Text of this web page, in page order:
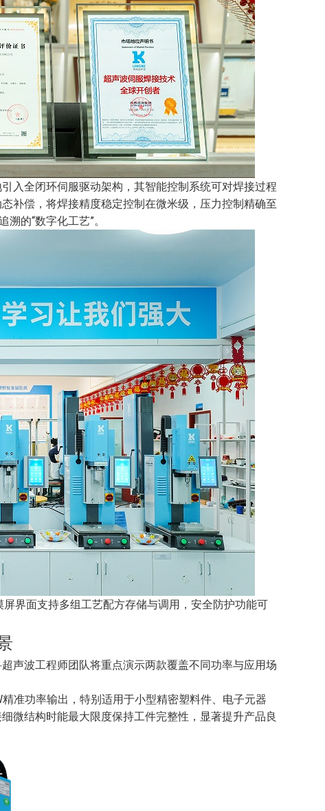
入全闭环伺服驱动架构，其智能控制系统可对焊接过程
补偿，将焊接精度稳定控制在微米级，压力控制精确至
的“数字化工艺”。
界面支持多组工艺配方存储与调用，安全防护功能可
声波工程师团队将重点演示两款覆盖不同功率与应用场
准功率输出，特别适用于小型精密塑料件、电子元器
微结构时能最大限度保持工件完整性，显著提升产品良